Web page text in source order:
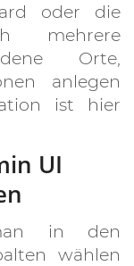
oder die
mehrere
Orte,
anlegen
ist hier
UI
in den
wählen